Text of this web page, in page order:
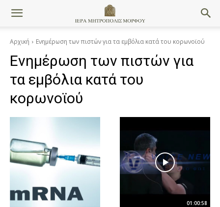
Αρχική Ενημέρωση των πιστών για τα εμβόλια κατά του κορωνοϊού
Ενημέρωση των πιστών για
τα εμβόλια κατά του
κορωνοϊού
01:00:58